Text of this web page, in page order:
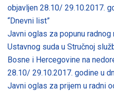
objavljen 28.10/ 29.10.2017.
“Dnevni list”
Javni oglas za popunu
Ustavnog suda u Stručnoj
Bosne i Hercegovine na
28.10/ 29.10.2017. godine u
Javni oglas za prijem u radni